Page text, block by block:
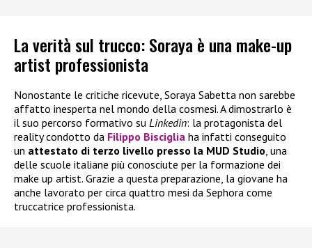
La verità sul trucco: Soraya è una make-up
artist professionista
Nonostante le critiche ricevute, Soraya Sabetta non sarebbe
affatto inesperta nel mondo della cosmesi. A dimostrarlo è
il suo percorso formativo su Linkedin: la protagonista del
reality condotto da Filippo Bisciglia ha infatti conseguito
un attestato di terzo livello presso la MUD Studio , una
delle scuole italiane più conosciute per la formazione dei
make up artist. Grazie a questa preparazione, la giovane ha
anche lavorato per circa quattro mesi da Sephora come
truccatrice professionista.